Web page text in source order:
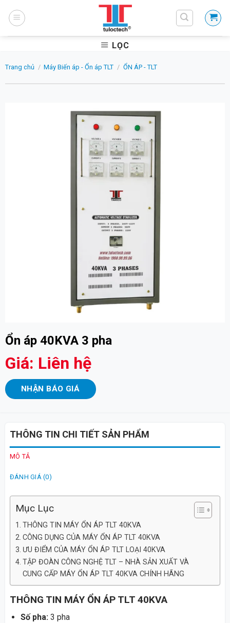
LỌC
Trang chủ / Máy Biến áp - Ổn áp TLT / ỔN ÁP - TLT
Ổn áp 40KVA 3 pha
Giá: Liên hệ
NHẬN BÁO GIÁ
THÔNG TIN CHI TIẾT SẢN PHẨM
MÔ TẢ
ĐÁNH GIÁ (0)
Mục Lục
THÔNG TIN MÁY ỔN ÁP TLT 40KVA
CÔNG DỤNG CỦA MÁY ỔN ÁP TLT 40KVA
ƯU ĐIỂM CỦA MÁY ỔN ÁP TLT LOẠI 40KVA
TẬP ĐOÀN CÔNG NGHỆ TLT – NHÀ SẢN XUẤT VÀ
CUNG CẤP MÁY ỔN ÁP TLT 40KVA CHÍNH HÃNG
THÔNG TIN MÁY ỔN ÁP TLT 40KVA
Số pha:3 pha